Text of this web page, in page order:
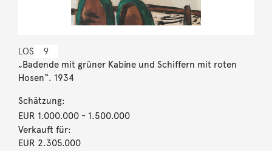
LOS 9
„Badende mit grüner Kabine und Schiffern mit roten
Hosen“. 1934
Schätzung:
EUR 1.000.000- 1.500.000
Verkauft für:
EUR 2.305.000